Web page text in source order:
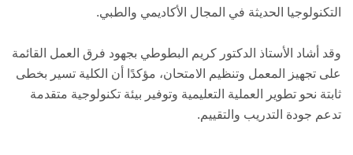
التكنولوجيا الحديثة في المجال الأكاديمي والطبي.
وقد أشاد الأستاذ الدكتور كريم البطوطي بجهود فرق العمل القائمة
على تجهيز المعمل وتنظيم الامتحان، مؤكدًا أن الكلية تسير بخطى
ثابتة نحو تطوير العملية التعليمية وتوفير بيئة تكنولوجية متقدمة
تدعم جودة التدريب والتقييم.